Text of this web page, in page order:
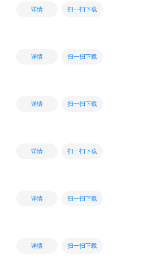
详情 扫一扫下载
详情 扫一扫下载
详情 扫一扫下载
详情 扫一扫下载
详情 扫一扫下载
详情 扫一扫下载